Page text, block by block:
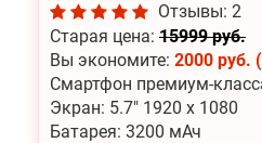
Отзывы: 2
Старая цена: 15999 руб.
Вы экономите: 2000 руб.
Смартфон премиум-
Экран: 5.7" 1920 x 1080
Батарея: 3200 мАч